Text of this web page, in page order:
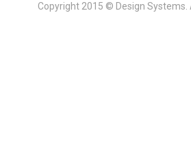
Copyright 2015 © Design Systems.